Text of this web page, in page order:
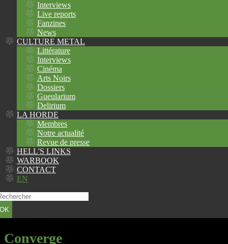
Interviews
Live reports
Fanzines
News
CULTURE METAL
Littérature
Interviews
Cinéma
Arts Noirs
Dossiers
Gueularium
Delirium
LA HORDE
Membres
Notre actualité
Revue de presse
HELL'S LINKS
WARBOOK
CONTACT
EN
OK
Converge